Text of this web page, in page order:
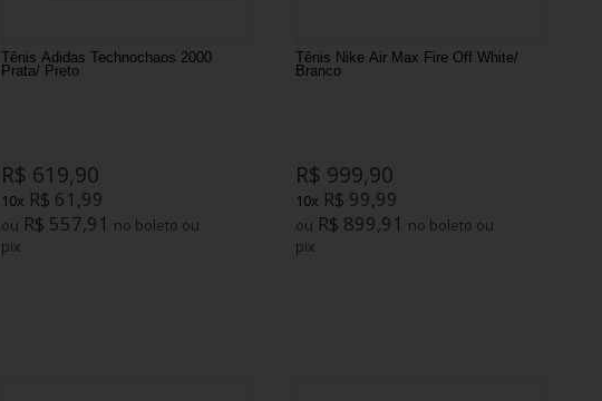
Tênis Adidas Technochaos 2000
Prata/ Preto
R$ 619,90
10x R$ 61,99
ou R$ 557,91 no boleto ou
pix
Tênis Nike Air Max Fire Off White/
Branco
R$ 999,90
10x R$ 99,99
ou R$ 899,91 no boleto ou
pix